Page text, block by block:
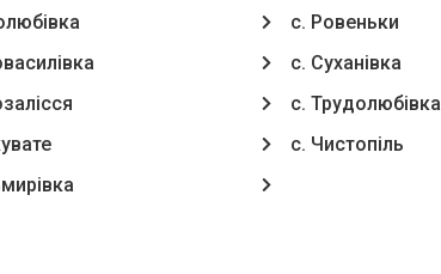
с. Ровеньки
с. Суханівка
с. Трудолюбівка
с. Чистопіль